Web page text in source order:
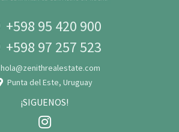
+598 95 420 900
+598 97 257 523‬‬
hola@zenithrealestate.com
Punta del Este, Uruguay
¡SIGUENOS!